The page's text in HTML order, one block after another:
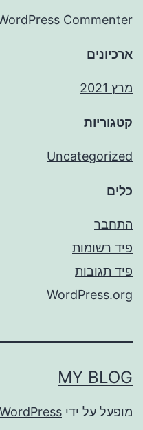
Commenter
ארכיונים
מרץ 2021
קטגוריות
Uncategorized
כלים
התחבר
פיד רשומות
פיד תגובות
WordPress.org
MY BLOG
מופעל על ידי WordPress